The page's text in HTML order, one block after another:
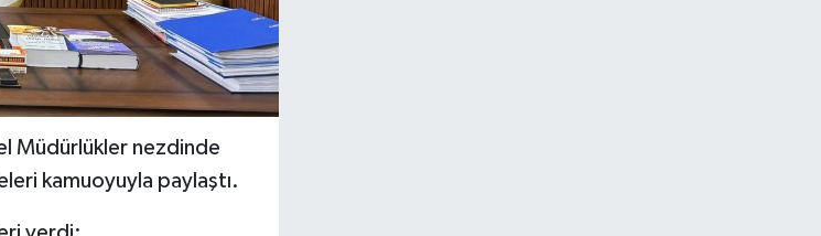
Müdürlükler nezdinde
kamuoyuyla paylaştı.